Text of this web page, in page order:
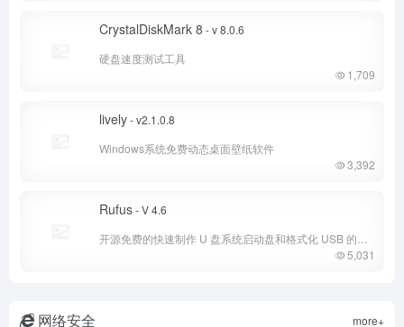
CrystalDiskMark 8 - v 8.0.6
硬盘速度测试工具
1,709
lively- v2.1.0.8
Windows系统免费动态桌面壁纸软件
3,392
Rufus- V 4.6
5,031
网络安全 more+